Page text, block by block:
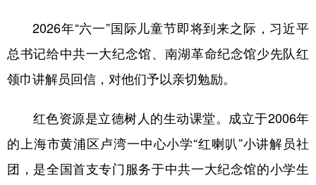
2026年“六一”国际儿童节即将到来之际，习近平
总书记给中共一大纪念馆、南湖革命纪念馆少先队红
领巾讲解员回信，对他们予以亲切勉励。
红色资源是立德树人的生动课堂。成立于2006年
的上海市黄浦区卢湾一中心小学“红喇叭”小讲解员社
团，是全国首支专门服务于中共一大纪念馆的小学生